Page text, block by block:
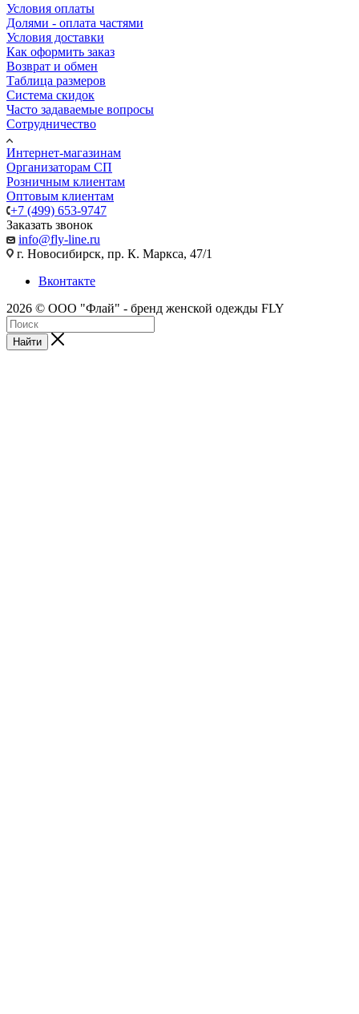
Условия оплаты
Долями - оплата частями
Условия доставки
Как оформить заказ
Возврат и обмен
Таблица размеров
Система скидок
Часто задаваемые вопросы
Сотрудничество
Интернет-магазинам
Организаторам СП
Розничным клиентам
Оптовым клиентам
+7 (499) 653-9747
Заказать звонок
info@fly-line.ru
г. Новосибирск, пр. К. Маркса, 47/1
Вконтакте
2026 © ООО "Флай" - бренд женской одежды FLY
Найти